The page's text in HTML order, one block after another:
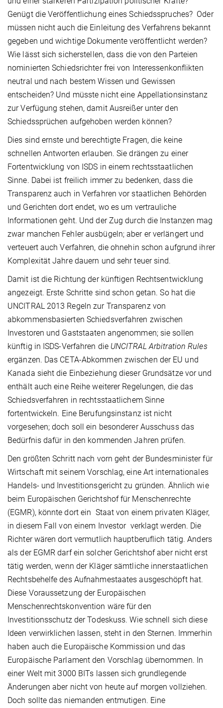
Genügt die Veröffentlichung eines Schiedsspruches? Oder
müssen nicht auch die Einleitung des Verfahrens bekannt
gegeben und wichtige Dokumente veröffentlicht werden?
Wie lässt sich sicherstellen, dass die von den Parteien
nominierten Schiedsrichter frei von Interessenkonflikten
neutral und nach bestem Wissen und Gewissen
entscheiden? Und müsste nicht eine Appellationsinstanz
zur Verfügung stehen, damit Ausreißer unter den
Schiedssprüchen aufgehoben werden können?
Dies sind ernste und berechtigte Fragen, die keine
schnellen Antworten erlauben. Sie drängen zu einer
Fortentwicklung von ISDS in einem rechtsstaatlichen
Sinne. Dabei ist freilich immer zu bedenken, dass die
Transparenz auch in Verfahren vor staatlichen Behörden
und Gerichten dort endet, wo es um vertrauliche
Informationen geht. Und der Zug durch die Instanzen mag
zwar manchen Fehler ausbügeln; aber er verlängert und
verteuert auch Verfahren, die ohnehin schon aufgrund ihrer
Komplexität Jahre dauern und sehr teuer sind.
Damit ist die Richtung der künftigen Rechtsentwicklung
angezeigt. Erste Schritte sind schon getan. So hat die
UNCITRAL 2013 Regeln zur Transparenz von
abkommensbasierten Schiedsverfahren zwischen
Investoren und Gaststaaten angenommen; sie sollen
künftig in ISDS-Verfahren die UNCITRAL Arbitration Rules
ergänzen. Das CETA-Abkommen zwischen der EU und
Kanada sieht die Einbeziehung dieser Grundsätze vor und
enthält auch eine Reihe weiterer Regelungen, die das
Schiedsverfahren in rechtsstaatlichem Sinne
fortentwickeln. Eine Berufungsinstanz ist nicht
vorgesehen; doch soll ein besonderer Ausschuss das
Bedürfnis dafür in den kommenden Jahren prüfen.
Den größten Schritt nach vorn geht der Bundesminister für
Wirtschaft mit seinem Vorschlag, eine Art internationales
Handels- und Investitionsgericht zu gründen. Ähnlich wie
beim Europäischen Gerichtshof für Menschenrechte
(EGMR), könnte dort ein Staat von einem privaten Kläger,
in diesem Fall von einem Investor verklagt werden. Die
Richter wären dort vermutlich hauptberuflich tätig. Anders
als der EGMR darf ein solcher Gerichtshof aber nicht erst
tätig werden, wenn der Kläger sämtliche innerstaatlichen
Rechtsbehelfe des Aufnahmestaates ausgeschöpft hat.
Diese Voraussetzung der Europäischen
Menschenrechtskonvention wäre für den
Investitionsschutz der Todeskuss. Wie schnell sich diese
Ideen verwirklichen lassen, steht in den Sternen. Immerhin
haben auch die Europäische Kommission und das
Europäische Parlament den Vorschlag übernommen. In
einer Welt mit 3000 BITs lassen sich grundlegende
Änderungen aber nicht von heute auf morgen vollziehen.
Doch sollte das niemanden entmutigen. Eine